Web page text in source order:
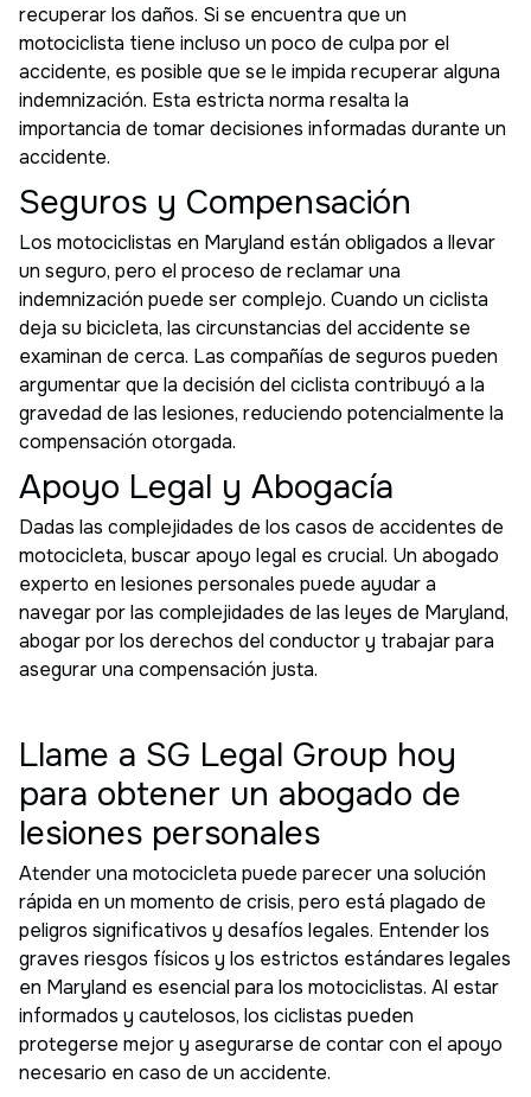
recuperar los daños. Si se encuentra que un
motociclista tiene incluso un poco de culpa por el
accidente, es posible que se le impida recuperar alguna
indemnización. Esta estricta norma resalta la
importancia de tomar decisiones informadas durante un
accidente.
Seguros y Compensación
Los motociclistas en Maryland están obligados a llevar
un seguro, pero el proceso de reclamar una
indemnización puede ser complejo. Cuando un ciclista
deja su bicicleta, las circunstancias del accidente se
examinan de cerca. Las compañías de seguros pueden
argumentar que la decisión del ciclista contribuyó a la
gravedad de las lesiones, reduciendo potencialmente la
compensación otorgada.
Apoyo Legal y Abogacía
Dadas las complejidades de los casos de accidentes de
motocicleta, buscar apoyo legal es crucial. Un abogado
experto en lesiones personales puede ayudar a
navegar por las complejidades de las leyes de Maryland,
abogar por los derechos del conductor y trabajar para
asegurar una compensación justa.
Llame a SG Legal Group hoy
para obtener un abogado de
lesiones personales
Atender una motocicleta puede parecer una solución
rápida en un momento de crisis, pero está plagado de
peligros significativos y desafíos legales. Entender los
graves riesgos físicos y los estrictos estándares legales
en Maryland es esencial para los motociclistas. Al estar
informados y cautelosos, los ciclistas pueden
protegerse mejor y asegurarse de contar con el apoyo
necesario en caso de un accidente.